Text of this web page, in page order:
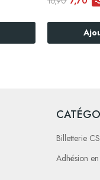
Billetterie
Adhésion